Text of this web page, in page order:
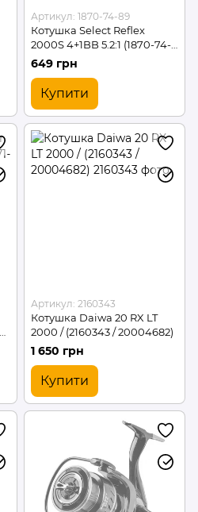
Артикул: 1870-74-89
Котушка Select Reflex
2000S 4+1BB 5.2:1 (1870-74-
89)
649 грн
Купити
Артикул: 2160343
Котушка Daiwa 20 RX LT
2000 / (2160343 / 20004682)
1 650 грн
Купити